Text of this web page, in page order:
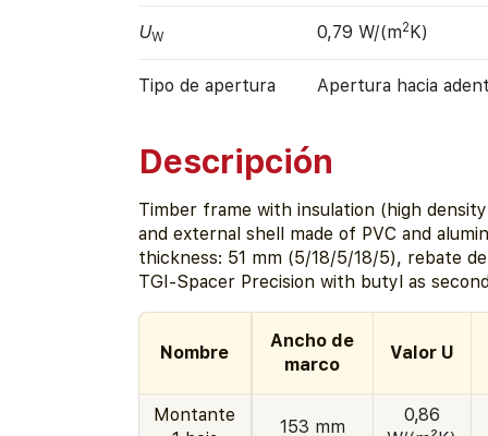
UW 0,79 W/(m2K)
Tipo de apertura Apertura hacia
Descripción
Timber frame with insulation (high
and external shell made of PVC and
thickness: 51 mm (5/18/5/18/5), rebate
TGI-Spacer Precision with butyl as
Nombre
Ancho de
marco
Valor U
Montante
153 mm
0,86